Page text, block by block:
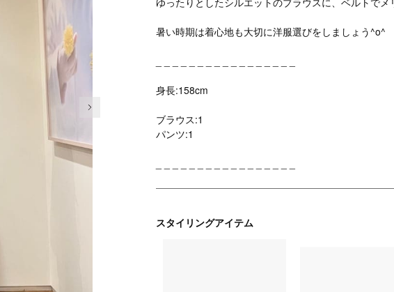
暑い時期は着心地も大切に洋服選びをしましょう^o^
身長:158cm
ブラウス:1
パンツ:1
スタイリングアイテム